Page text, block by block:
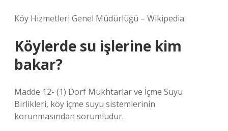
Köy Hizmetleri Genel Müdürlüğü – Wikipedia.
Köylerde su işlerine kim
bakar?
Madde 12- (1) Dorf Mukhtarlar ve İçme Suyu
Birlikleri, köy içme suyu sistemlerinin
korunmasından sorumludur.